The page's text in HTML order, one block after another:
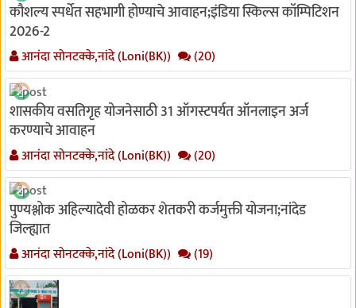
कौशल्य स्पर्धेत सहभागी होण्याचे आवाहन;इंडिया स्किल्स कॉम्पिटिशन
2026-2
आनंदा सोनटक्के,नांदे (Loni(BK)) (20)
शासकीय वसतिगृह योजनेसाठी 31 ऑगस्टपर्यत ऑनलाइन अर्ज
करण्याचे आवाहन
आनंदा सोनटक्के,नांदे (Loni(BK)) (20)
पुण्यश्लोक अहिल्यादेवी होळकर शेतकरी कर्जमुक्ती योजना;नांदेड
जिल्ह्यात
आनंदा सोनटक्के,नांदे (Loni(BK)) (19)